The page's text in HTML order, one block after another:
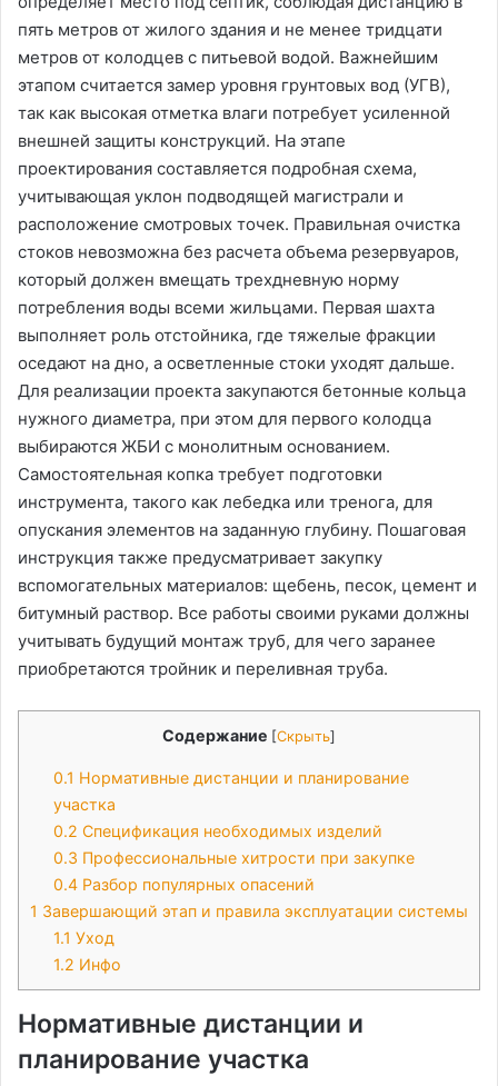
пять метров от жилого здания и не менее тридцати
метров от колодцев с питьевой водой. Важнейшим
этапом считается замер уровня грунтовых вод (УГВ),
так как высокая отметка влаги потребует усиленной
внешней защиты конструкций. На этапе
проектирования составляется подробная схема,
учитывающая уклон подводящей магистрали и
расположение смотровых точек. Правильная очистка
стоков невозможна без расчета объема резервуаров,
который должен вмещать трехдневную норму
потребления воды всеми жильцами. Первая шахта
выполняет роль отстойника, где тяжелые фракции
оседают на дно, а осветленные стоки уходят дальше.
Для реализации проекта закупаются бетонные кольца
нужного диаметра, при этом для первого колодца
выбираются ЖБИ с монолитным основанием.
Самостоятельная копка требует подготовки
инструмента, такого как лебедка или тренога, для
опускания элементов на заданную глубину. Пошаговая
инструкция также предусматривает закупку
вспомогательных материалов: щебень, песок, цемент и
битумный раствор. Все работы своими руками должны
учитывать будущий монтаж труб, для чего заранее
приобретаются тройник и переливная труба.
Содержание [Скрыть]
0.1 Нормативные дистанции и планирование
участка
0.2 Спецификация необходимых изделий
0.3 Профессиональные хитрости при закупке
0.4 Разбор популярных опасений
1 Завершающий этап и правила эксплуатации системы
1.1 Уход
1.2 Инфо
Нормативные дистанции и
планирование участка